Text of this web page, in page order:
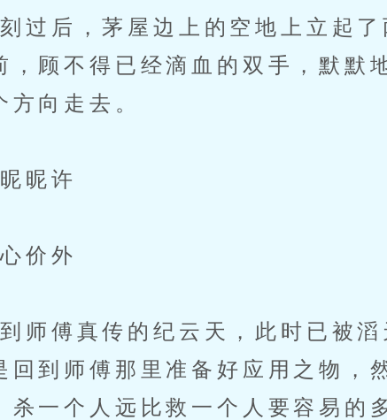
后，茅屋边上的空地上立起了
，顾不得已经滴血的双手，默默
向走去。
昵许
价外
傅真传的纪云天，此时已被滔
回到师傅那里准备好应用之物，
杀一个人远比救一个人要容易的